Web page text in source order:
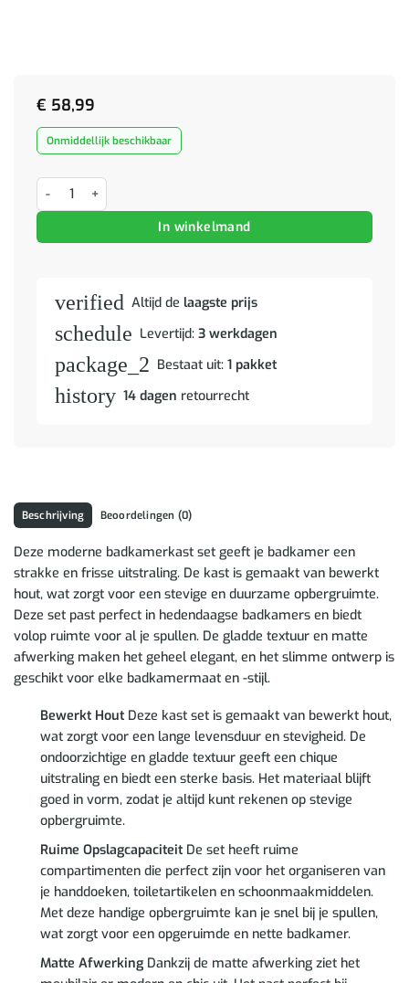
€ 58,99
Onmiddellijk beschikbaar
Badkamer spiegelkast TULUM Beton Grijs 60 x 16,5 x 78 cm aantal
In winkelmand
verified Altijd de laagste prijs
schedule Levertijd: 3 werkdagen
package_2 Bestaat uit: 1 pakket
history 14 dagen retourrecht
Beschrijving Beoordelingen (0)
Deze moderne badkamerkast set geeft je badkamer een
strakke en frisse uitstraling. De kast is gemaakt van bewerkt
hout, wat zorgt voor een stevige en duurzame opbergruimte.
Deze set past perfect in hedendaagse badkamers en biedt
volop ruimte voor al je spullen. De gladde textuur en matte
afwerking maken het geheel elegant, en het slimme ontwerp is
geschikt voor elke badkamermaat en -stijl.
Bewerkt HoutDeze kast set is gemaakt van bewerkt hout,
wat zorgt voor een lange levensduur en stevigheid. De
ondoorzichtige en gladde textuur geeft een chique
uitstraling en biedt een sterke basis. Het materiaal blijft
goed in vorm, zodat je altijd kunt rekenen op stevige
opbergruimte.
Ruime OpslagcapaciteitDe set heeft ruime
compartimenten die perfect zijn voor het organiseren van
je handdoeken, toiletartikelen en schoonmaakmiddelen.
Met deze handige opbergruimte kan je snel bij je spullen,
wat zorgt voor een opgeruimde en nette badkamer.
Matte AfwerkingDankzij de matte afwerking ziet het